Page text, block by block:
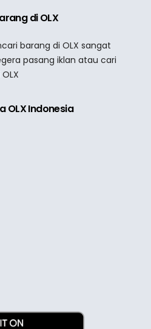
di OLX
barang di OLX sangat
pasang iklan atau cari
OLX Indonesia